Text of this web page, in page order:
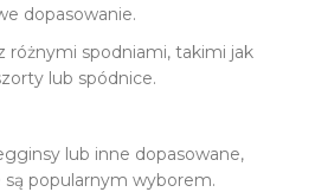
dopasowanie.
różnymi spodniami, takimi jak
lub spódnice.
lub inne dopasowane,
popularnym wyborem.